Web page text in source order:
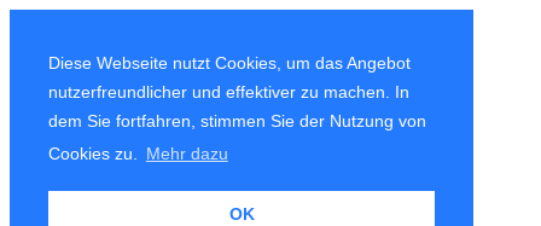
Diese Webseite nutzt Cookies, um das Angebot
nutzerfreundlicher und effektiver zu machen. In
dem Sie fortfahren, stimmen Sie der Nutzung von
Cookies zu.
Mehr dazu
OK